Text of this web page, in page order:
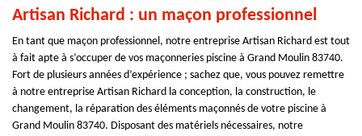
Artisan Richard : un maçon professionnel
En tant que maçon professionnel, notre entreprise Artisan Richard est tout
à fait apte à s’occuper de vos maçonneries piscine à Grand Moulin 83740.
Fort de plusieurs années d’expérience ; sachez que, vous pouvez remettre
à notre entreprise Artisan Richard la conception, la construction, le
changement, la réparation des éléments maçonnés de votre piscine à
Grand Moulin 83740. Disposant des matériels nécessaires, notre